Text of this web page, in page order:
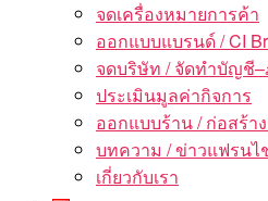
จดเครื่องหมายการค้า
ออกแบบแบรนด์ / CI
จดบริษัท / จัดทำบัญชี
ประเมินมูลค่ากิจการ
ออกแบบร้าน / ก่อสร้า
บทความ / ข่าวแฟรนไ
เกี่ยวกับเรา